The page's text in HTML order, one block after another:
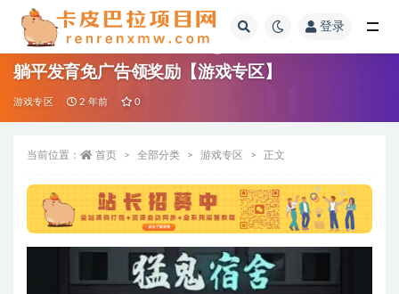
登录
躺平发育免广告领奖励【游戏专区】
游戏专区 2 年前 0
当前位置： 首页 全部分类 游戏专区 正文
全部